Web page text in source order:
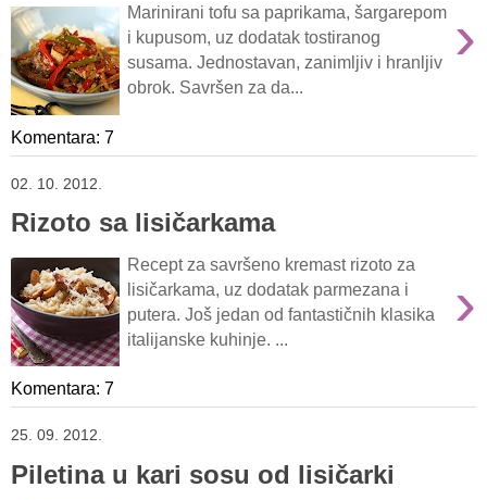
›
Marinirani tofu sa paprikama, šargarepom
i kupusom, uz dodatak tostiranog
susama. Jednostavan, zanimljiv i hranljiv
obrok. Savršen za da...
Komentara: 7
02. 10. 2012.
Rizoto sa lisičarkama
›
Recept za savršeno kremast rizoto za
lisičarkama, uz dodatak parmezana i
putera. Još jedan od fantastičnih klasika
italijanske kuhinje. ...
Komentara: 7
25. 09. 2012.
Piletina u kari sosu od lisičarki